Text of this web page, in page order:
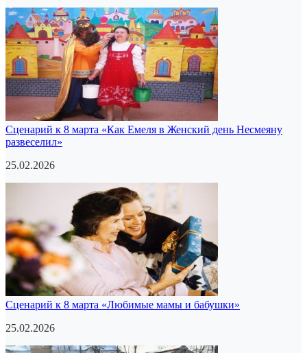
Сценарий к 8 марта «Как Емеля в Женский день Несмеяну
развеселил»
25.02.2026
Сценарий к 8 марта «Любимые мамы и бабушки»
25.02.2026